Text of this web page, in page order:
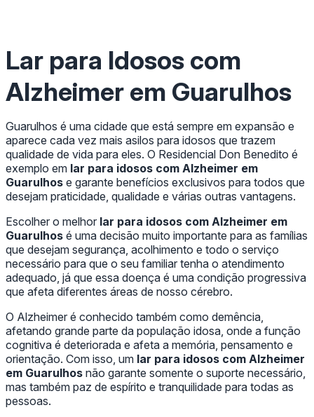
Lar para Idosos com
Alzheimer em Guarulhos
Guarulhos é uma cidade que está sempre em expansão e
aparece cada vez mais asilos para idosos que trazem
qualidade de vida para eles. O Residencial Don Benedito é
exemplo em lar para idosos com Alzheimer em
Guarulhos e garante benefícios exclusivos para todos que
desejam praticidade, qualidade e várias outras vantagens.
Escolher o melhor lar para idosos com Alzheimer em
Guarulhos é uma decisão muito importante para as famílias
que desejam segurança, acolhimento e todo o serviço
necessário para que o seu familiar tenha o atendimento
adequado, já que essa doença é uma condição progressiva
que afeta diferentes áreas de nosso cérebro.
O Alzheimer é conhecido também como demência,
afetando grande parte da população idosa, onde a função
cognitiva é deteriorada e afeta a memória, pensamento e
orientação. Com isso, um lar para idosos com Alzheimer
em Guarulhos não garante somente o suporte necessário,
mas também paz de espírito e tranquilidade para todas as
pessoas.